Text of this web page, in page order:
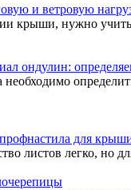
и ветровую
крыши, нужно
ондулин:
необходимо
профнастила для
листов легко, но